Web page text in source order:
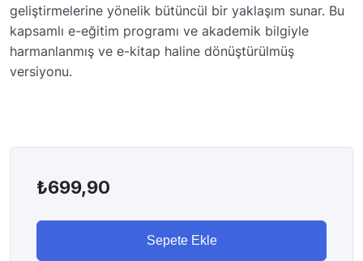
geliştirmelerine yönelik bütüncül bir yaklaşım sunar. Bu
kapsamlı e-eğitim programı ve akademik bilgiyle
harmanlanmış ve e-kitap haline dönüştürülmüş
versiyonu.
₺699,90
Sepete Ekle